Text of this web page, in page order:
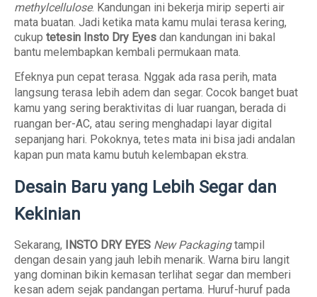
methylcellulose. Kandungan ini bekerja mirip seperti air
mata buatan. Jadi ketika mata kamu mulai terasa kering,
cukup tetesin Insto Dry Eyes dan kandungan ini bakal
bantu melembapkan kembali permukaan mata.
Efeknya pun cepat terasa. Nggak ada rasa perih, mata
langsung terasa lebih adem dan segar. Cocok banget buat
kamu yang sering beraktivitas di luar ruangan, berada di
ruangan ber-AC, atau sering menghadapi layar digital
sepanjang hari. Pokoknya, tetes mata ini bisa jadi andalan
kapan pun mata kamu butuh kelembapan ekstra.
Desain Baru yang Lebih Segar dan
Kekinian
Sekarang, INSTO DRY EYES New Packagingtampil
dengan desain yang jauh lebih menarik. Warna biru langit
yang dominan bikin kemasan terlihat segar dan memberi
kesan adem sejak pandangan pertama. Huruf-huruf pada